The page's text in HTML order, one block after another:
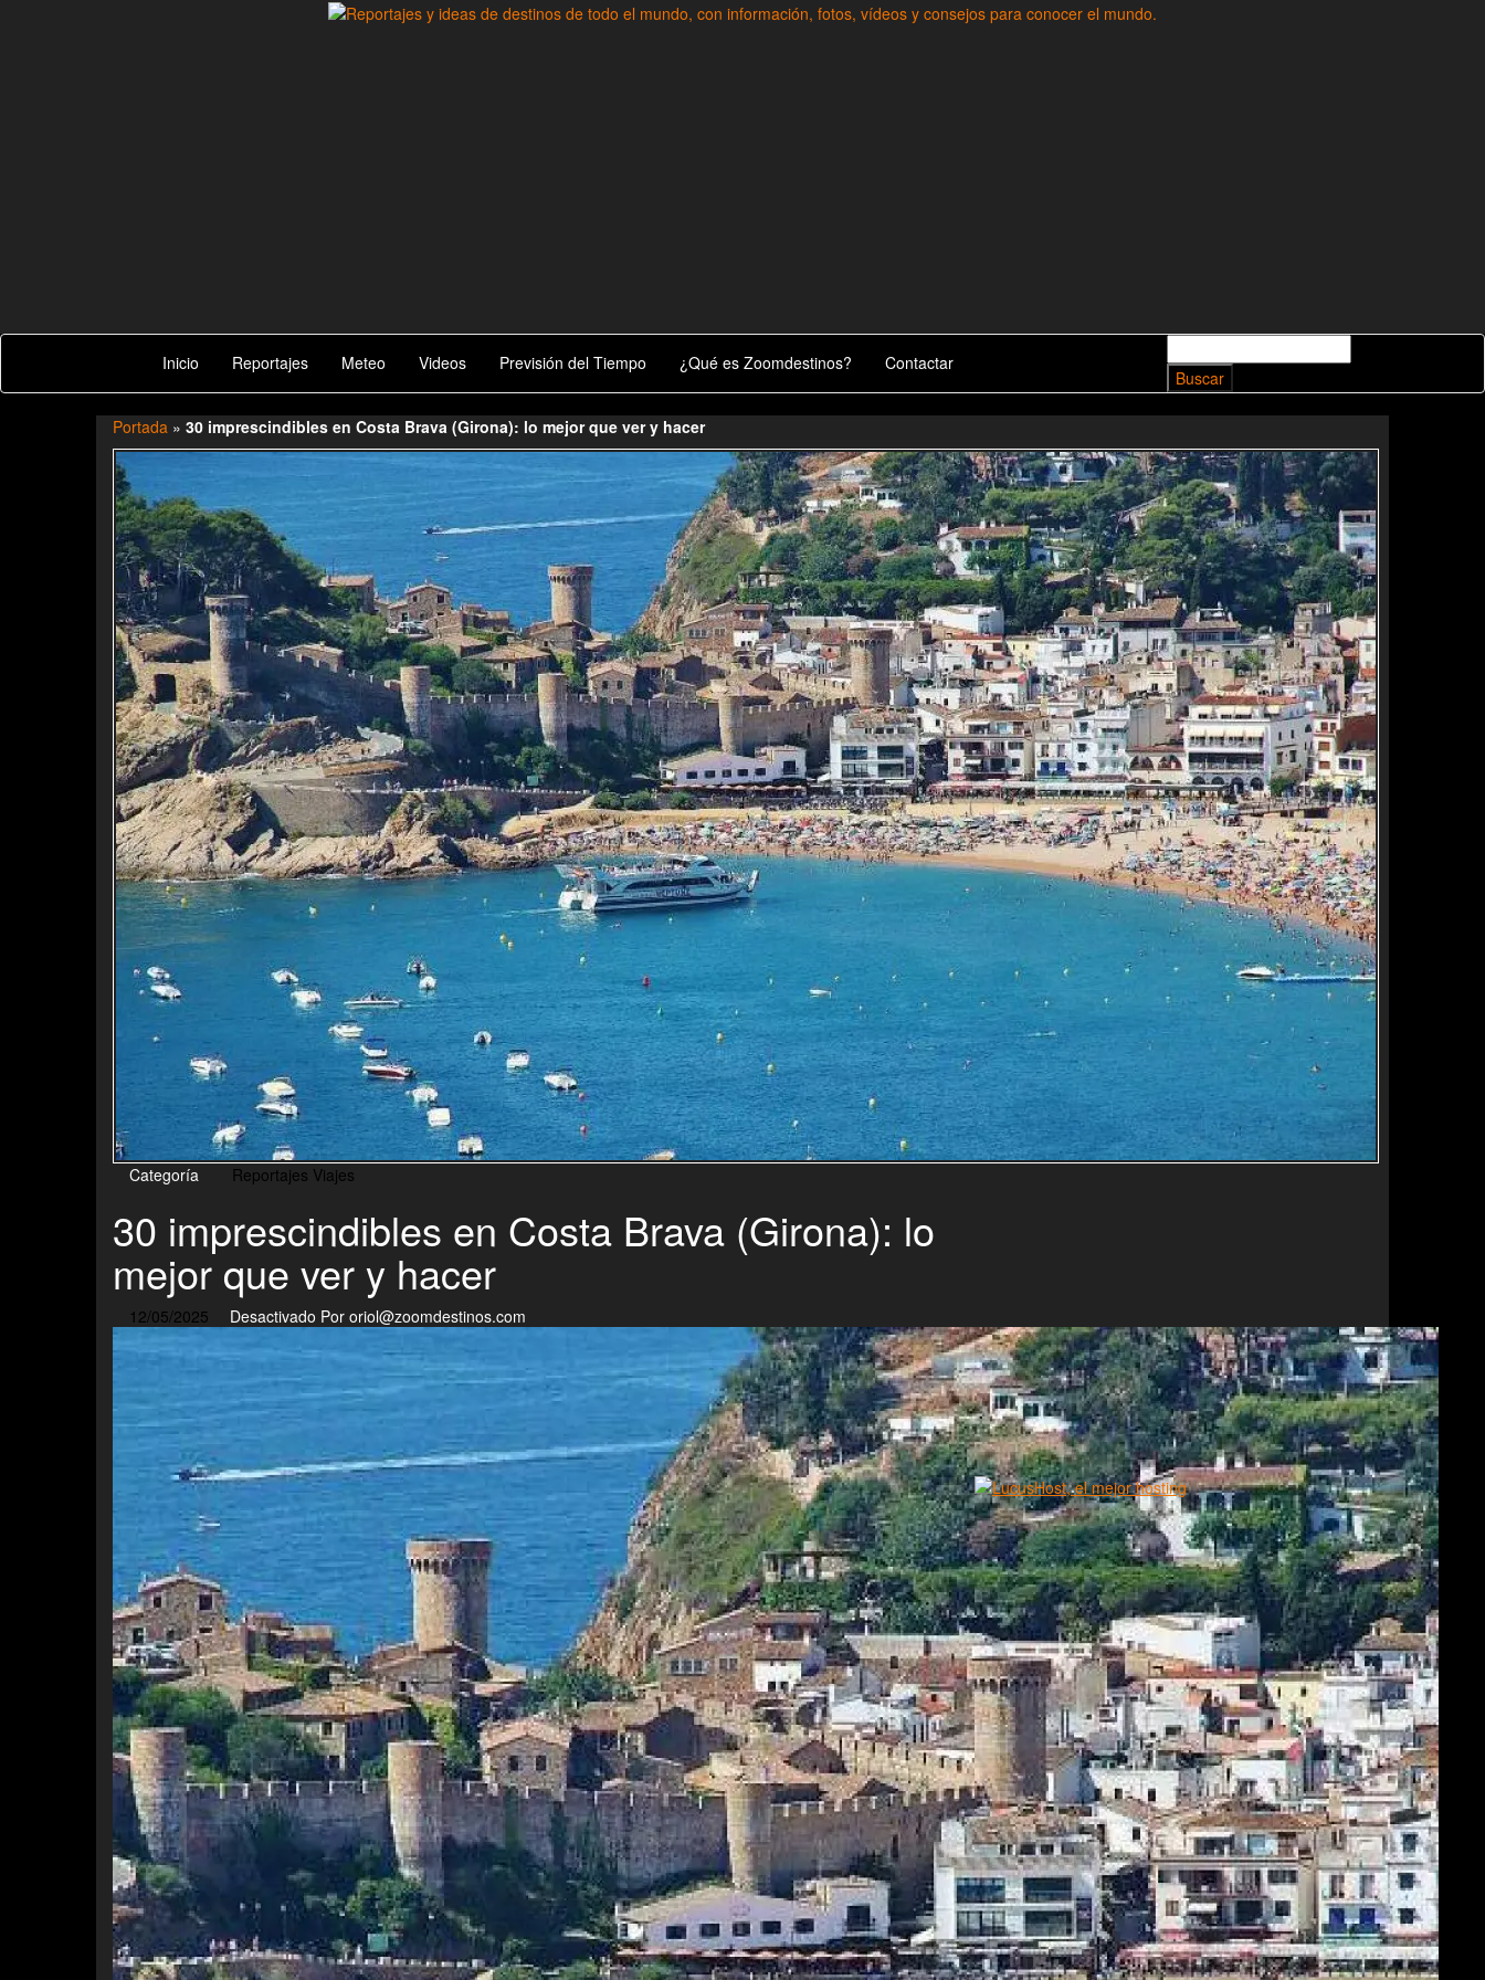
Inicio Reportajes Meteo Videos Previsión del Tiempo ¿Qué es Zoomdestinos? Contactar
Portada » 30 imprescindibles en Costa Brava (Girona): lo mejor que ver y hacer
Categoría Reportajes Viajes
30 imprescindibles en Costa Brava (Girona): lo
mejor que ver y hacer
12/05/2025 Desactivado Por oriol@zoomdestinos.com